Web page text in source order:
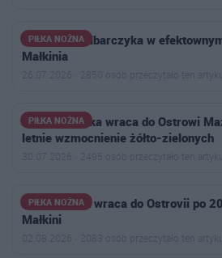
PIŁKA NOŻNA
Hat-trick Kalbarczyka w
Małkinia
26.07.2026 · 2850 osób przeczytało ten
PIŁKA NOŻNA
Jakub Choinka wraca do Ostrowi
letnie wzmocnienie żółto-zielonych
30.07.2026 · 2495 osób przeczytało ten
PIŁKA NOŻNA
Antoni Polak wraca do Ostrovii po
Małkini
02.08.2026 · 2083 osób przeczytało ten